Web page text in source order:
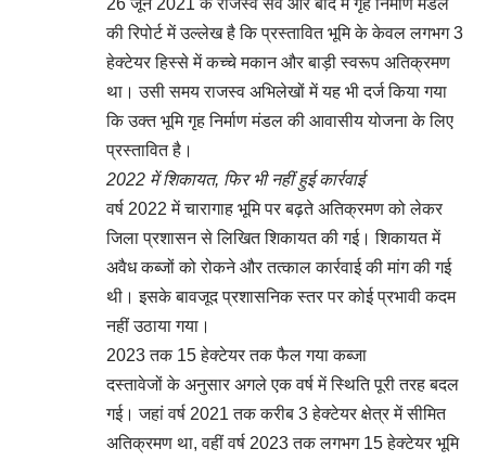
की रिपोर्ट में उल्लेख है कि प्रस्तावित भूमि के केवल लगभग 3
हेक्टेयर हिस्से में कच्चे मकान और बाड़ी स्वरूप अतिक्रमण
था। उसी समय राजस्व अभिलेखों में यह भी दर्ज किया गया
कि उक्त भूमि गृह निर्माण मंडल की आवासीय योजना के लिए
प्रस्तावित है।
2022 में शिकायत, फिर भी नहीं हुई कार्रवाई
वर्ष 2022 में चारागाह भूमि पर बढ़ते अतिक्रमण को लेकर
जिला प्रशासन से लिखित शिकायत की गई। शिकायत में
अवैध कब्जों को रोकने और तत्काल कार्रवाई की मांग की गई
थी। इसके बावजूद प्रशासनिक स्तर पर कोई प्रभावी कदम
नहीं उठाया गया।
2023 तक 15 हेक्टेयर तक फैल गया कब्जा
दस्तावेजों के अनुसार अगले एक वर्ष में स्थिति पूरी तरह बदल
गई। जहां वर्ष 2021 तक करीब 3 हेक्टेयर क्षेत्र में सीमित
अतिक्रमण था, वहीं वर्ष 2023 तक लगभग 15 हेक्टेयर भूमि